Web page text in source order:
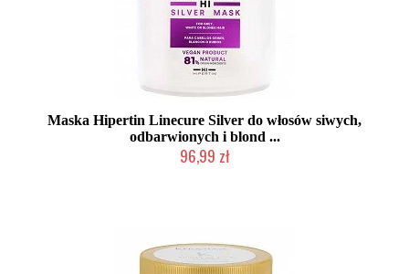
Maska Hipertin Linecure Silver do włosów siwych,
odbarwionych i blond ...
96,99 zł